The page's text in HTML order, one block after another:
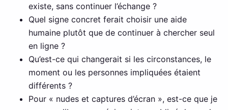
existe, sans continuer l’échange ?
Quel signe concret ferait choisir une aide
humaine plutôt que de continuer à chercher seul
en ligne ?
Qu’est-ce qui changerait si les circonstances, le
moment ou les personnes impliquées étaient
différents ?
Pour « nudes et captures d’écran », est-ce que je